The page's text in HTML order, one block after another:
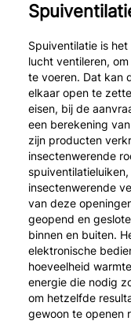
Spuiventilatie is
lucht ventileren,
te voeren. Dat kan
elkaar open te
eisen, bij de
een berekening
zijn producten
insectenwerende
insectenwerende
van deze
geopend en
binnen en buiten.
elektronische
hoeveelheid
energie die nodig
om hetzelfde
gewoon te openen